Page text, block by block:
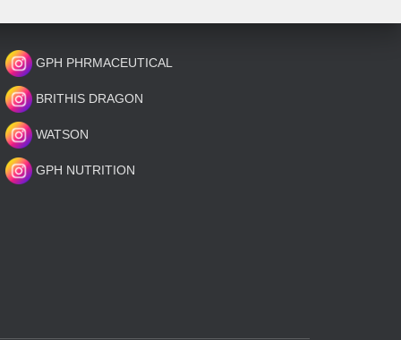
GPH PHRMACEUTICAL
BRITHIS DRAGON
WATSON
GPH NUTRITION